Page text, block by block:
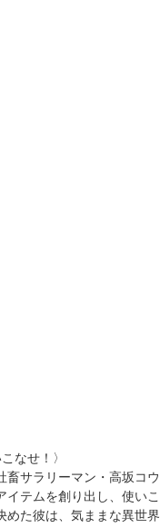
なせ！〉
サラリーマン・高坂コ
テムを創り出し、使い
た彼は、気ままな異世